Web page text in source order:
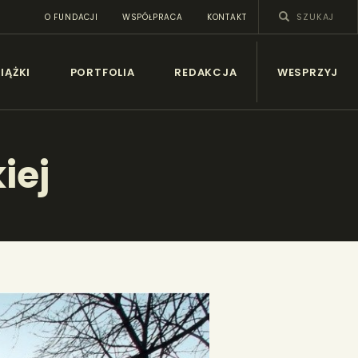
O FUNDACJI WSPÓŁPRACA KONTAKT
PORTFOLIA REDAKCJA WESPRZYJ